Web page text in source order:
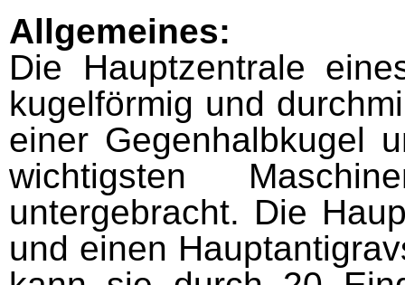
Allgemeines:
Die Hauptzentrale
kugelförmig und
einer Gegenhalbkugel
wichtigsten
untergebracht. Die
und einen